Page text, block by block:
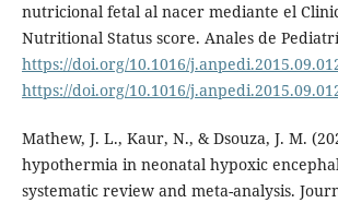
nutricional fetal al nacer mediante el
Nutritional Status score. Anales de
https://doi.org/10.1016/
https://doi.org/10.1016/
Mathew, J. L., Kaur, N., & Dsouza, J. M.
hypothermia in neonatal hypoxic
systematic review and meta-analysis.